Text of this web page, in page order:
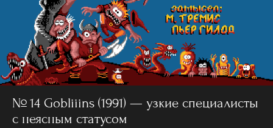
№ 14 Gobliiins (1991) — узкие специалисты
с неясным статусом